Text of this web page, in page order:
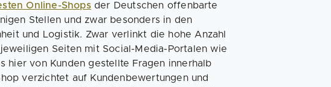
Online-Shopsder Deutschen offenbarte
Stellen und zwar besonders in den
und Logistik. Zwar verlinkt die hohe Anzahl
Seiten mit Social-Media-Portalen wie
hier von Kunden gestellte Fragen innerhalb
verzichtet auf Kundenbewertungen und